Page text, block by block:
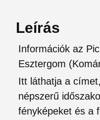
Leírás
Információk az
Esztergom
Itt láthatja a
népszerű
fényképeket és a